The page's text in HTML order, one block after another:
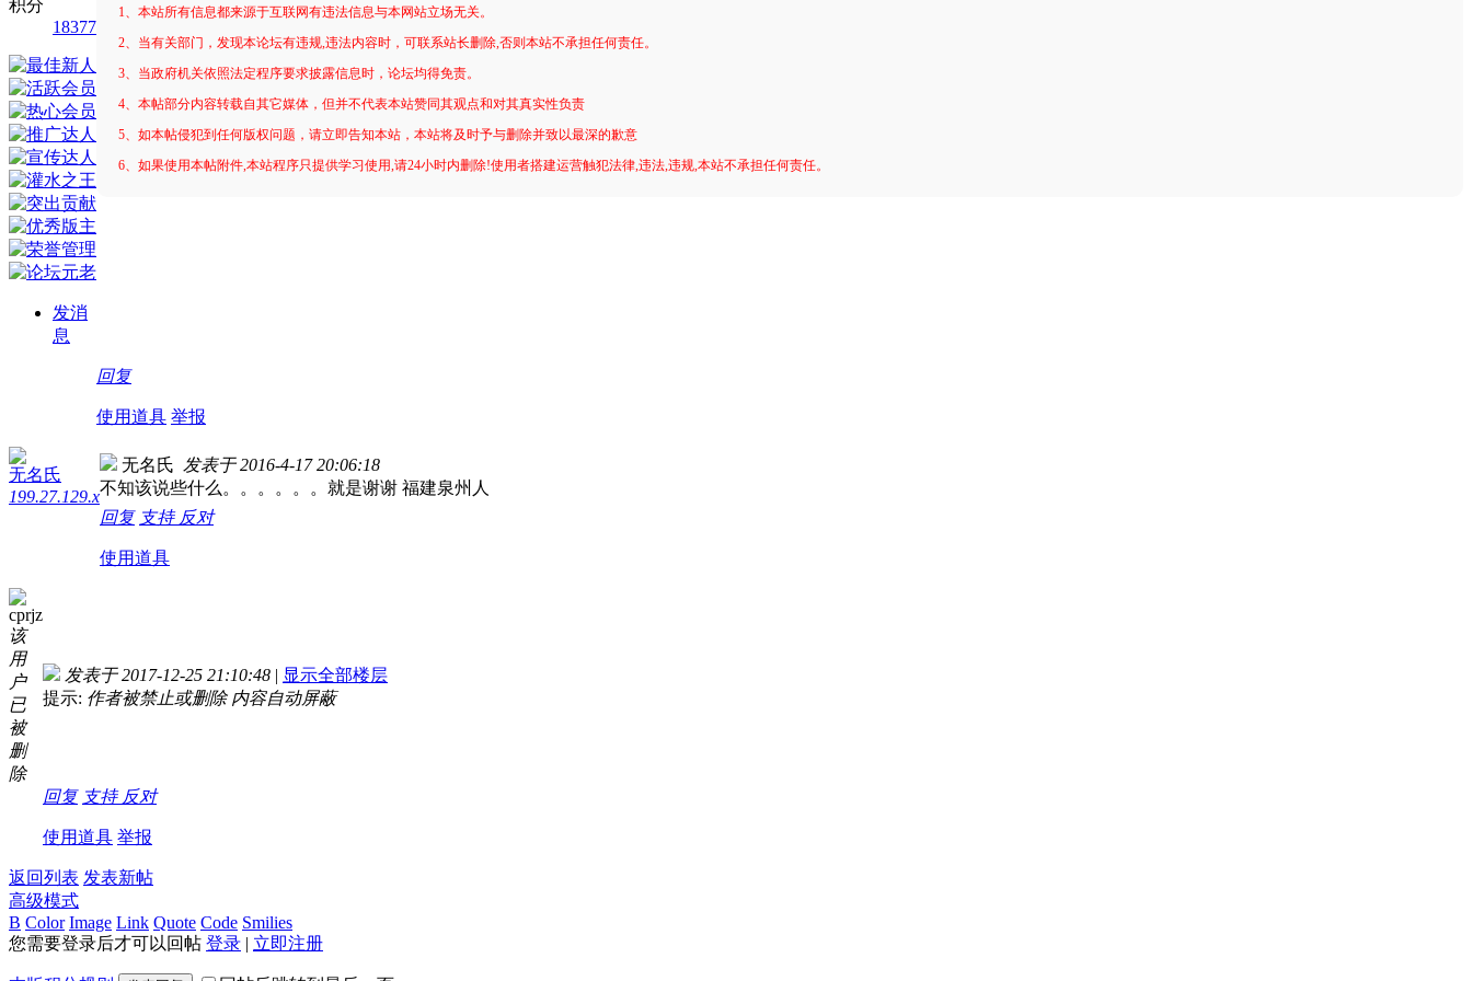
积分
18377
发消
息
1、本站所有信息都来源于互联网有违法信息与本网站立场无关。
2、当有关部门，发现本论坛有违规,违法内容时，可联系站长删除,否则本站不承担任何责任。
3、当政府机关依照法定程序要求披露信息时，论坛均得免责。
4、本帖部分内容转载自其它媒体，但并不代表本站赞同其观点和对其真实性负责
5、如本帖侵犯到任何版权问题，请立即告知本站，本站将及时予与删除并致以最深的歉意
6、如果使用本帖附件,本站程序只提供学习使用,请24小时内删除!使用者搭建运营触犯法律,违法,违规,本站不承担任何责任。
回复
使用道具 举报
无名氏
199.27.129.x
无名氏 发表于 2016-4-17 20:06:18
不知该说些什么。。。。。。就是谢谢 福建泉州人
回复 支持 反对
使用道具
cprjz
该
用
户
已
被
删
除
发表于 2017-12-25 21:10:48 | 显示全部楼层
提示: 作者被禁止或删除 内容自动屏蔽
回复 支持 反对
使用道具 举报
返回列表 发表新帖
高级模式
B Color Image Link Quote Code Smilies
您需要登录后才可以回帖 登录 | 立即注册